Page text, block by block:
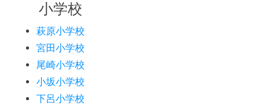
小学校
萩原小学校
宮田小学校
尾崎小学校
小坂小学校
下呂小学校